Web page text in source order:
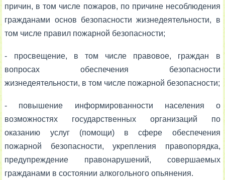
причин, в том числе пожаров, по причине несоблюдения
гражданами основ безопасности жизнедеятельности, в
том числе правил пожарной безопасности;
- просвещение, в том числе правовое, граждан в
вопросах обеспечения безопасности
жизнедеятельности, в том числе пожарной безопасности;
- повышение информированности населения о
возможностях государственных организаций по
оказанию услуг (помощи) в сфере обеспечения
пожарной безопасности, укрепления правопорядка,
предупреждение правонарушений, совершаемых
гражданами в состоянии алкогольного опьянения.